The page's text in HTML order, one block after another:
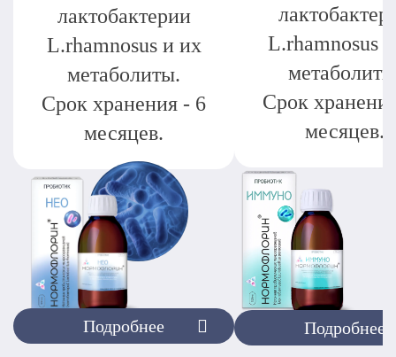
Подробнее
лактобактерии
L.rhamnosus и их
метаболиты.
Срок хранения - 6
месяцев.
Подробнее
L.rhamnosus
Срок
месяцев.